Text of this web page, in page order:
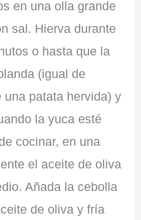
en una olla grande
sal. Hierva durante
o hasta que la
(igual de
una patata hervida) y
la yuca esté
cocinar, en una
el aceite de oliva
Añada la cebolla
de oliva y fría